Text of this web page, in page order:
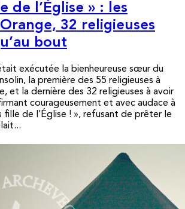
de l’Église » : les
32 religieuses
bout
exécutée la bienheureuse sœur du
la première des 55 religieuses à
et la dernière des 32 religieuses à avoir
courageusement et avec audace à
fille de l’Église ! », refusant de prêter le